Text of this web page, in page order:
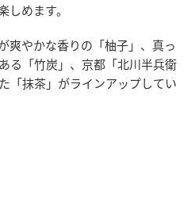
めます。
爽やかな香りの「柚子」、真っ
る「竹炭」、京都「北川半兵衛
「抹茶」がラインアップしてい